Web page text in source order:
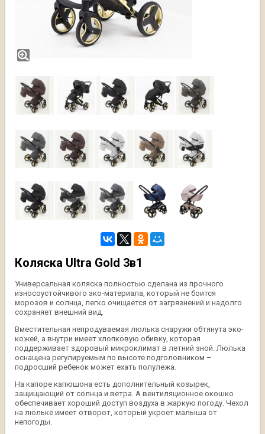
Коляска Ultra Gold 3в1
Универсальная коляска полностью сделана из прочного
износоустойчивого эко-материала, который не боится
морозов и солнца, легко очищается от загрязнений и надолго
сохраняет внешний вид.
Вместительная непродуваемая люлька снаружи обтянута эко-
кожей, а внутри имеет хлопковую обивку, которая
поддерживает здоровый микроклимат в летний зной. Люлька
оснащена регулируемым по высоте подголовником –
подросший ребенок может ехать полулежа.
На капоре капюшона есть дополнительный козырек,
защищающий от солнца и ветра. А вентиляционное окошко
обеспечивает хороший доступ воздуха в жаркую погоду. Чехол
на люльке имеет отворот, который укроет малыша от
непогоды.